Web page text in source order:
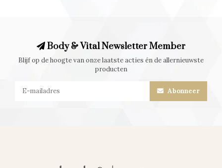
Body & Vital Newsletter Member
Blijf op de hoogte van onze laatste acties én de allernieuwste
producten
Abonneer